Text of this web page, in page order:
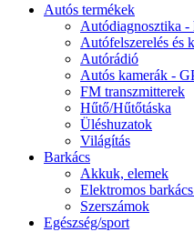
Autós termékek
Autódiagnosztika
Autófelszerelés és
Autórádió
Autós kamerák -
FM transzmitterek
Hűtő/Hűtőtáska
Üléshuzatok
Világítás
Barkács
Akkuk, elemek
Elektromos
Szerszámok
Egészség/sport